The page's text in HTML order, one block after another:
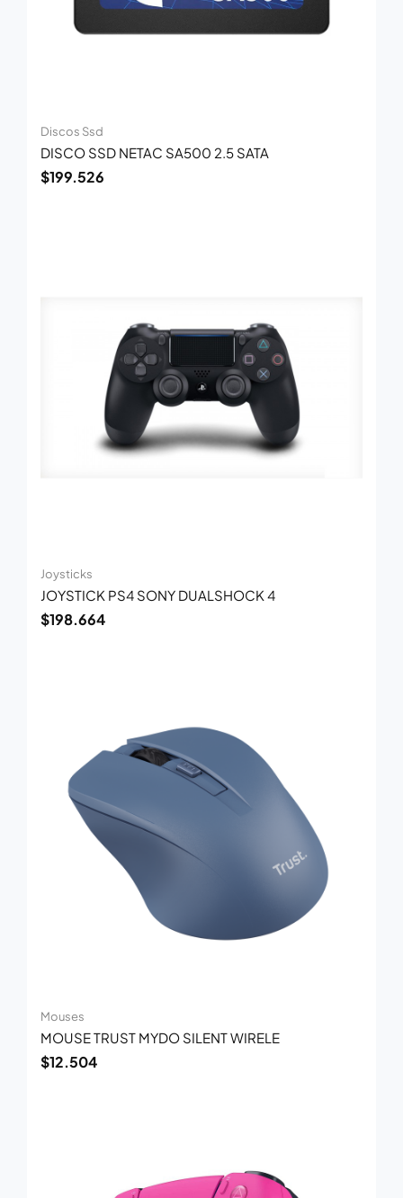
Discos Ssd
DISCO SSD NETAC SA500 2.5 SATA
$199.526
Joysticks
JOYSTICK PS4 SONY DUALSHOCK 4
$198.664
Mouses
MOUSE TRUST MYDO SILENT WIRELE
$12.504